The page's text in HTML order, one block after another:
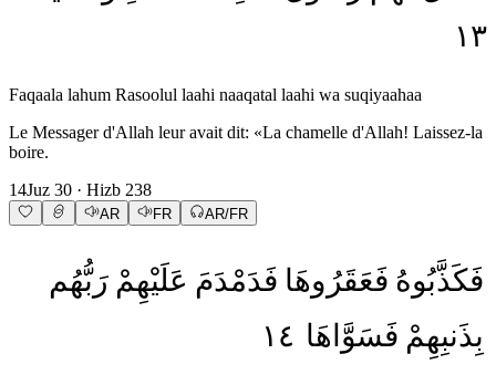
١٣
Faqaala lahum Rasoolul laahi naaqatal laahi wa suqiyaahaa
Le Messager d'Allah leur avait dit: «La chamelle d'Allah! Laissez-la
boire.
14Juz 30 · Hizb 238
AR FR AR/FR
فَكَذَّبُوهُ فَعَقَرُوهَا فَدَمْدَمَ عَلَيْهِمْ رَبُّهُم
بِذَنبِهِمْ فَسَوَّاهَا ١٤